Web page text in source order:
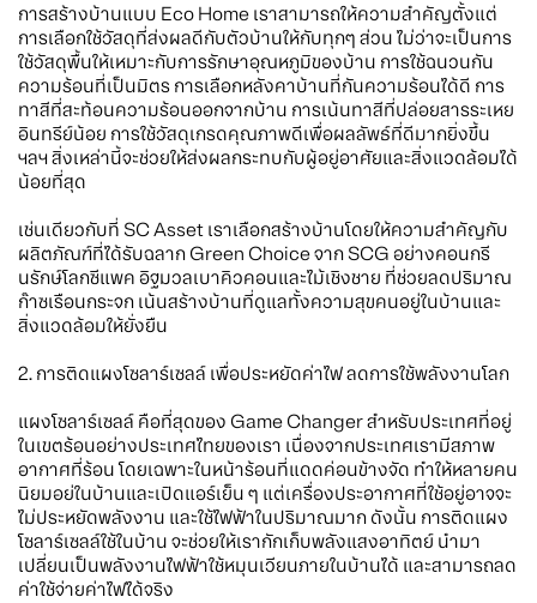
การสร้างบ้านแบบ Eco Home เราสามารถให้ความสำคัญตั้งแต่
การเลือกใช้วัสดุที่ส่งผลดีกับตัวบ้านให้กับทุกๆ ส่วน ไม่ว่าจะเป็นการ
ใช้วัสดุพื้นให้เหมาะกับการรักษาอุณหภูมิของบ้าน การใช้ฉนวนกัน
ความร้อนที่เป็นมิตร การเลือกหลังคาบ้านที่กันความร้อนได้ดี การ
ทาสีที่สะท้อนความร้อนออกจากบ้าน การเน้นทาสีที่ปล่อยสารระเหย
อินทรีย์น้อย การใช้วัสดุเกรดคุณภาพดีเพื่อผลลัพธ์ที่ดีมากยิ่งขึ้น
ฯลฯ สิ่งเหล่านี้จะช่วยให้ส่งผลกระทบกับผู้อยู่อาศัยและสิ่งแวดล้อมได้
น้อยที่สุด
เช่นเดียวกับที่ SC Asset เราเลือกสร้างบ้านโดยให้ความสำคัญกับ
ผลิตภัณฑ์ที่ได้รับฉลาก Green Choice จาก SCG อย่างคอนกรี
นรักษ์โลกซีแพค อิฐมวลเบาคิวคอนและไม้เชิงชาย ที่ช่วยลดปริมาณ
ก๊าซเรือนกระจก เน้นสร้างบ้านที่ดูแลทั้งความสุขคนอยู่ในบ้านและ
สิ่งแวดล้อมให้ยั่งยืน
2. การติดแผงโซลาร์เซลล์ เพื่อประหยัดค่าไฟ ลดการใช้พลังงานโลก
แผงโซลาร์เซลล์ คือที่สุดของ Game Changer สำหรับประเทศที่อยู่
ในเขตร้อนอย่างประเทศไทยของเรา เนื่องจากประเทศเรามีสภาพ
อากาศที่ร้อน โดยเฉพาะในหน้าร้อนที่แดดค่อนข้างจัด ทำให้หลายคน
นิยมอย่ในบ้านและเปิดแอร์เย็น ๆ แต่เครื่องประอากาศที่ใช้อยู่อาจจะ
ไม่ประหยัดพลังงาน และใช้ไฟฟ้าในปริมาณมาก ดังนั้น การติดแผง
โซลาร์เซลล์ใช้ในบ้าน จะช่วยให้เรากักเก็บพลังแสงอาทิตย์ นำมา
เปลี่ยนเป็นพลังงานไฟฟ้าใช้หมุนเวียนภายในบ้านได้ และสามารถลด
ค่าใช้จ่ายค่าไฟได้จริง